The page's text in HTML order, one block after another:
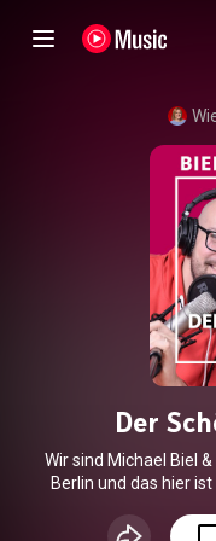
Der
Wir sind Michael Biel
Berlin und das hier ist
Aber vor allem